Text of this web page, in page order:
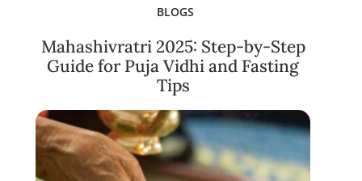
BLOGS
Mahashivratri 2025: Step-by-Step
Guide for Puja Vidhi and Fasting
Tips